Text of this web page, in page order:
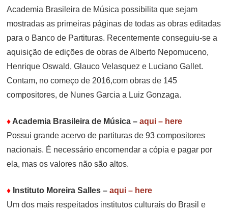
Academia Brasileira de Música possibilita que sejam
mostradas as primeiras páginas de todas as obras editadas
para o Banco de Partituras. Recentemente conseguiu-se a
aquisição de edições de obras de Alberto Nepomuceno,
Henrique Oswald, Glauco Velasquez e Luciano Gallet.
Contam, no começo de 2016,com obras de 145
compositores, de Nunes Garcia a Luiz Gonzaga.
♦ Academia Brasileira de Música –aqui – here
Possui grande acervo de partituras de 93 compositores
nacionais. É necessário encomendar a cópia e pagar por
ela, mas os valores não são altos.
♦ Instituto Moreira Salles –aqui – here
Um dos mais respeitados institutos culturais do Brasil e